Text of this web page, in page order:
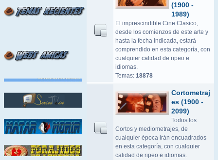
(1900 -
1989)
El imprescindible Cine Clasico,
desde los comienzos de este arte y
hasta la fecha indicada, estará
comprendido en esta categoría, con
cualquier calidad de ripeo e
idiomas.
Temas: 18878
Cortometraj
es (1900 -
2099)
Todos los
Cortos y mediometrajes, de
cualquier época irán encuadrados
en esta categoría, con cualquier
calidad de ripeo e idiomas.